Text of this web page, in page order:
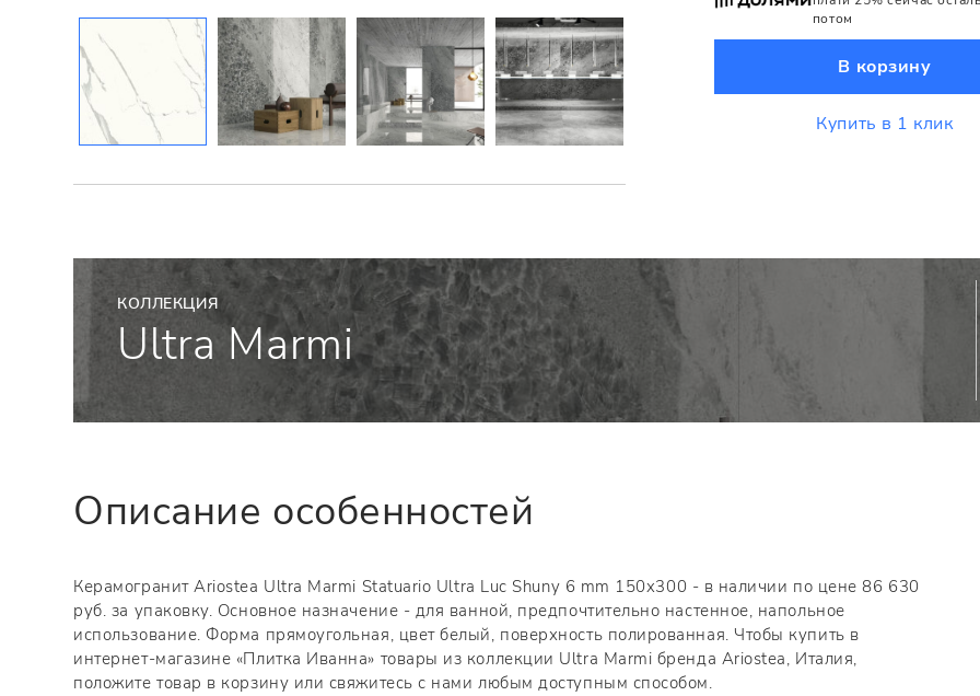
потом
В корзину
Купить в 1 клик
КОЛЛЕКЦИЯ
Ultra Marmi
Описание особенностей
Керамогранит Ariostea Ultra Marmi Statuario Ultra Luc Shuny 6 mm 150x300 - в наличии по цене 86 630
руб. за упаковку. Основное назначение - для ванной, предпочтительно настенное, напольное
использование. Форма прямоугольная, цвет белый, поверхность полированная. Чтобы купить в
интернет-магазине «Плитка Иванна» товары из коллекции Ultra Marmi бренда Ariostea, Италия,
положите товар в корзину или свяжитесь с нами любым доступным способом.